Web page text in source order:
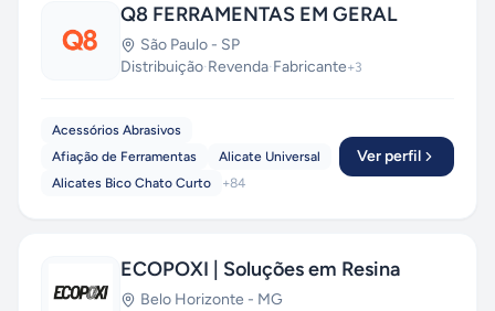
Q8 FERRAMENTAS EM GERAL
São Paulo - SP
Distribuição·Revenda·Fabricante+3
Acessórios Abrasivos
Afiação de Ferramentas
Alicate Universal
Alicates Bico Chato Curto
+84
Ver perfil
ECOPOXI | Soluções em Resina
Belo Horizonte - MG